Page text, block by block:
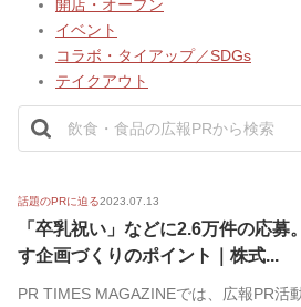
開店・オープン
イベント
コラボ・タイアップ／SDGs
テイクアウト
話題のPRに迫る2023.07.13
「卒乳祝い」などに2.6万件の応募
す企画づくりのポイント｜株式...
PR TIMES MAGAZINEでは、広報PR活